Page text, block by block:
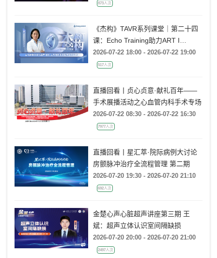
873人次
《杰构》TAVR系列课堂｜第二十四
课：Echo Training助力ART I
Rebecca T. Hahn教授《主动脉瓣反
流的超声培训：从病理机制到临床诊
2026-07-22 18:00 - 2026-07-22 19:00
517人次
直播回看丨贞心贞意·献礼百年——
手术展播活动之心血管内科手术专场
2026-07-22 08:30 - 2026-07-22 16:30
7977人次
直播回看丨星汇萃·院际病例大讨论
房颤脉冲治疗全流程管理 第二期
2026-07-20 19:30 - 2026-07-20 21:10
692人次
金楚心声心脏超声讲座第三期 王
斌：超声立体认识室间隔缺损
2026-07-20 20:00 - 2026-07-20 21:00
2497人次